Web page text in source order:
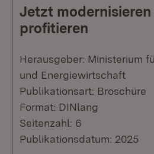
Jetzt
profitieren
Herausgeber: Ministerium
und Energiewirtschaft
Publikationsart: Broschüre
Format: DINlang
Seitenzahl: 6
Publikationsdatum: 2025